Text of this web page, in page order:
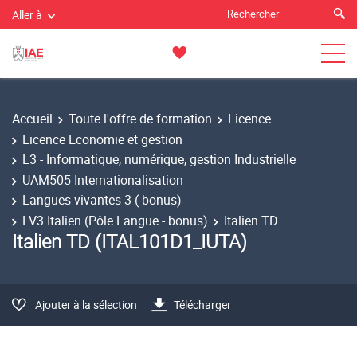
Aller à
Accueil Toute l'offre de formation
Licence
Licence Economie et gestion
L3 - Informatique, numérique, gestion Industrielle
UAM505 Internationalisation
Langues vivantes 3 ( bonus)
LV3 Italien (Pôle Langue - bonus)
Italien TD
Italien TD (ITAL101D1_IUTA)
Ajouter à la sélection Télécharger